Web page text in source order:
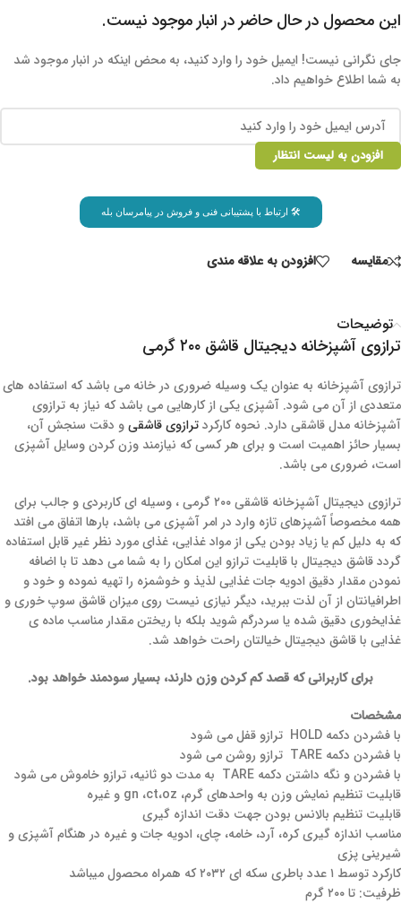
این محصول در حال حاضر در انبار موجود نیست.
جای نگرانی نیست! ایمیل خود را وارد کنید، به محض اینکه در انبار موجود شد
به شما اطلاع خواهیم داد.
افزودن به لیست انتظار
🛠 ارتباط با پشتیبانی فنی و فروش در پیامرسان بله
مقايسه افزودن به علاقه مندی
توضیحات
ترازوی آشپزخانه دیجیتال قاشق ۲۰۰ گرمی
ترازوی آشپزخانه به عنوان یک وسیله ضروری در خانه می باشد که استفاده های
متعددی از آن می شود. آشپزی یکی از کارهایی می باشد که نیاز به ترازوی
آشپزخانه مدل قاشقی دارد. نحوه کارکردترازوی قاشقیو دقت سنجش آن،
بسیار حائز اهمیت است و برای هر کسی که نیازمند وزن کردن وسایل آشپزی
است، ضروری می باشد.
ترازوی دیجیتال آشپزخانه قاشقی ۲۰۰ گرمی ، وسیله ای کاربردی و جالب برای
همه مخصوصاً آشپزهای تازه وارد در امر آشپزی می باشد، بارها اتفاق می افتد
که به دلیل کم یا زیاد بودن یکی از مواد غذایی، غذای مورد نظر غیر قابل استفاده
گردد قاشق دیجیتال با قابلیت ترازو این امکان را به شما می دهد تا با اضافه
نمودن مقدار دقیق ادویه جات غذایی لذیذ و خوشمزه را تهیه نموده و خود و
اطرافیانتان از آن لذت ببرید، دیگر نیازی نیست روی میزان قاشق سوپ خوری و
غذایخوری دقیق شده یا سردرگم شوید بلکه با ریختن مقدار مناسب ماده ی
غذایی با قاشق دیجیتال خیالتان راحت خواهد شد.
برای کاربرانی که قصد کم کردن وزن دارند، بسیار سودمند خواهد بود.
مشخصات
با فشردن دکمه HOLD ترازو قفل می شود
با فشردن دکمه TARE ترازو روشن می شود
با فشردن و نگه داشتن دکمه TARE به مدت دو ثانیه، ترازو خاموش می شود
قابلیت تنظیم نمایش وزن به واحدهای گرم، oz،ct، gn و غیره
قابلیت تنظیم بالانس بودن جهت دقت اندازه گیری
مناسب اندازه گیری کره، آرد، خامه، چای، ادویه جات و غیره در هنگام آشپزی و
شیرینی پزی
کارکرد توسط ۱ عدد باطری سکه ای ۲۰۳۲
که همراه محصول میباشد
ظرفیت: تا ۲۰۰ گرم